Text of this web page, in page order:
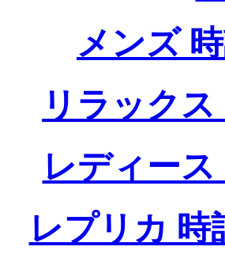
メンズ
リラック
レディー
レプリカ 時